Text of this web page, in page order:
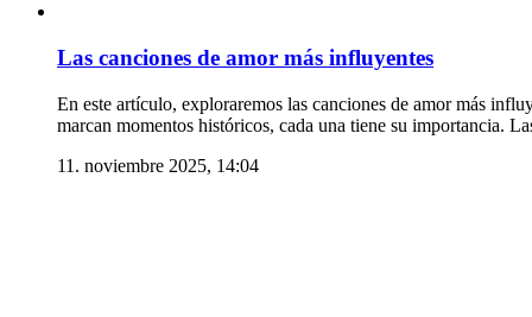
Las canciones de amor más influyentes
En este artículo, exploraremos las canciones de amor más
marcan momentos históricos, cada una tiene su importancia.
11. noviembre 2025, 14:04